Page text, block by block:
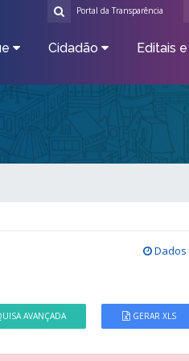
Portal da Transparência
Cidadão Editais
Dados
AVANÇADA GERAR XLS